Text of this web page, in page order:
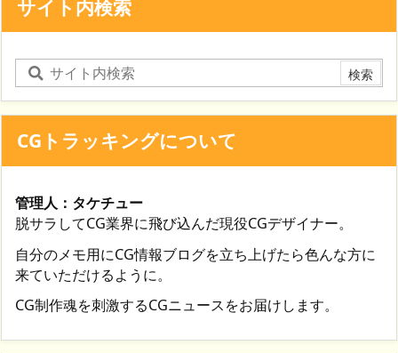
サイト内検索
CGトラッキングについて
管理人：タケチュー
脱サラしてCG業界に飛び込んだ現役CGデザイナー。
自分のメモ用にCG情報ブログを立ち上げたら色んな方に
来ていただけるように。
CG制作魂を刺激するCGニュースをお届けします。